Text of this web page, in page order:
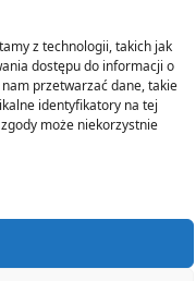
z technologii, takich jak
dostępu do informacji o
przetwarzać dane, takie
identyfikatory na tej
może niekorzystnie
znajdziesz link
gotowych do
sklepie.